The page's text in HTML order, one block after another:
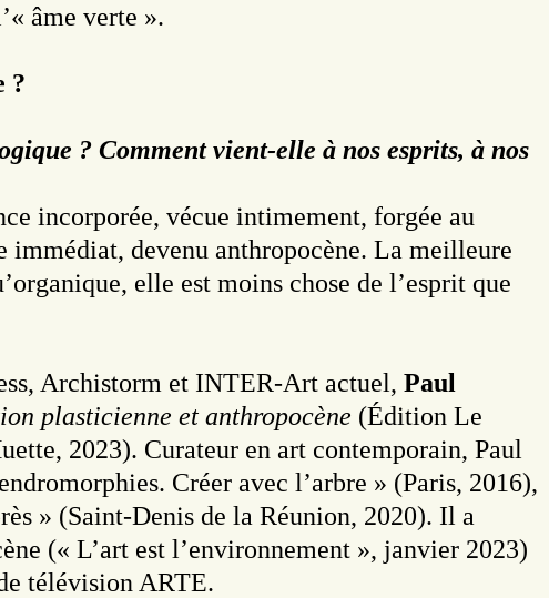
âme verte ».
?
? Comment vient-elle à nos esprits, à nos
incorporée, vécue intimement, forgée au
immédiat, devenu anthropocène. La meilleure
elle est moins chose de l’esprit que
Archistorm et INTER-Art actuel, Paul
plasticienne et anthropocène (Édition Le
2023). Curateur en art contemporain, Paul
Créer avec l’arbre » (Paris, 2016),
» (Saint-Denis de la Réunion, 2020). Il a
(« L’art est l’environnement », janvier 2023)
télévision ARTE.